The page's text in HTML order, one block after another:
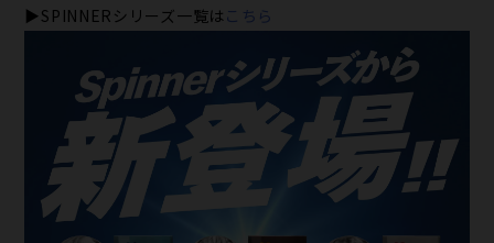
▶SPINNERシリーズ一覧は こちら